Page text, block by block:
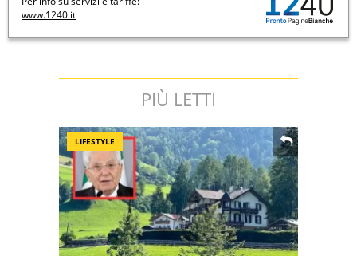
www.1240.it
PIÙ LETTI
LIFESTYLE